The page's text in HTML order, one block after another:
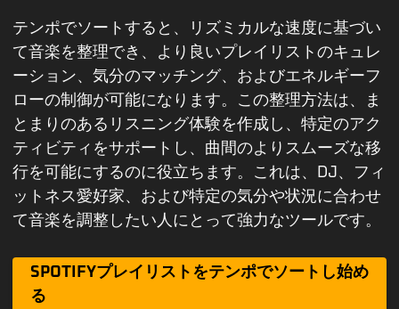
テンポでソートすると、リズミカルな速度に基づい
て音楽を整理でき、より良いプレイリストのキュレ
ーション、気分のマッチング、およびエネルギーフ
ローの制御が可能になります。この整理方法は、ま
とまりのあるリスニング体験を作成し、特定のアク
ティビティをサポートし、曲間のよりスムーズな移
行を可能にするのに役立ちます。これは、DJ、フィ
ットネス愛好家、および特定の気分や状況に合わせ
て音楽を調整したい人にとって強力なツールです。
SPOTIFYプレイリストをテンポでソートし始め
る